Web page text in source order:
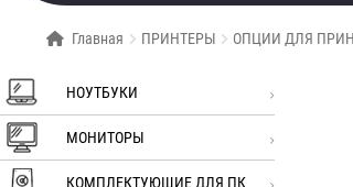
Главная ПРИНТЕРЫ ОПЦИИ ДЛЯ
НОУТБУКИ
МОНИТОРЫ
КОМПЛЕКТУЮЩИЕ ДЛЯ ПК